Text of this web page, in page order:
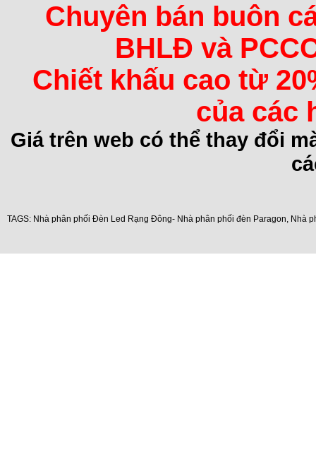
Chuyên bán buôn
BHLĐ và
Chiết khấu cao từ
của các
Giá trên web có thể thay đổi
TAGS: Nhà phân phối Đèn Led Rạng Đông- Nhà phân phối đèn Paragon, Nhà